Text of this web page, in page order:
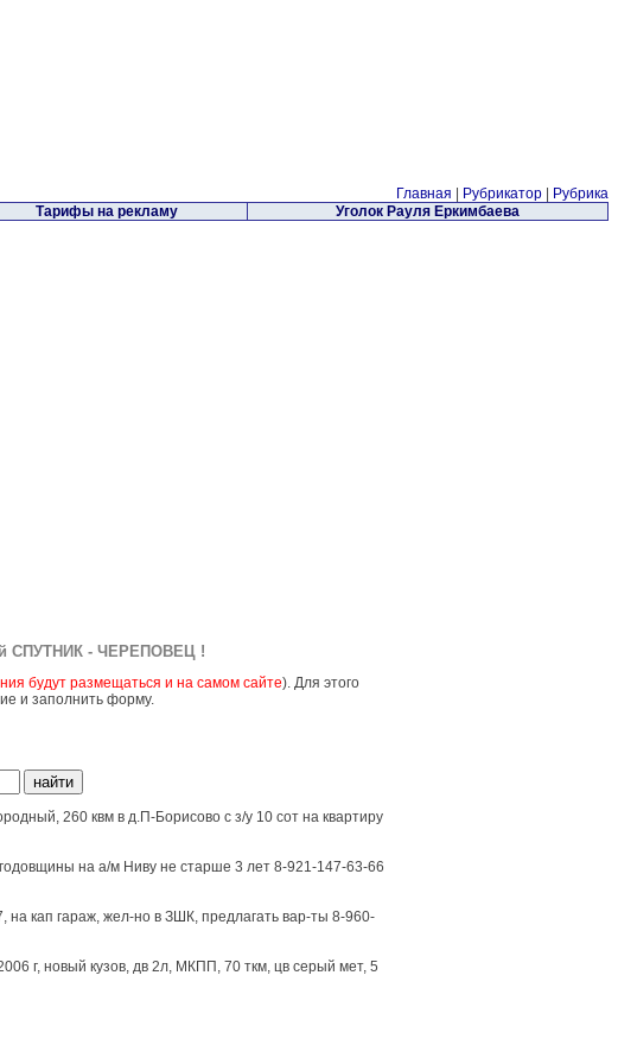
Главная Рубрикатор
Рубрика
Тарифы на рекламу Уголок Рауля Еркимбаева
СПУТНИК - ЧЕРЕПОВЕЦ !
будут размещаться и на самом сайте). Для этого
и заполнить форму.
260 квм в д.П-Борисово с з/у 10 сот на квартиру
на а/м Ниву не старше 3 лет 8-921-147-63-66
кап гараж, жел-но в ЗШК, предлагать вар-ты 8-960-
г, новый кузов, дв 2л, МКПП, 70 ткм, цв серый мет, 5